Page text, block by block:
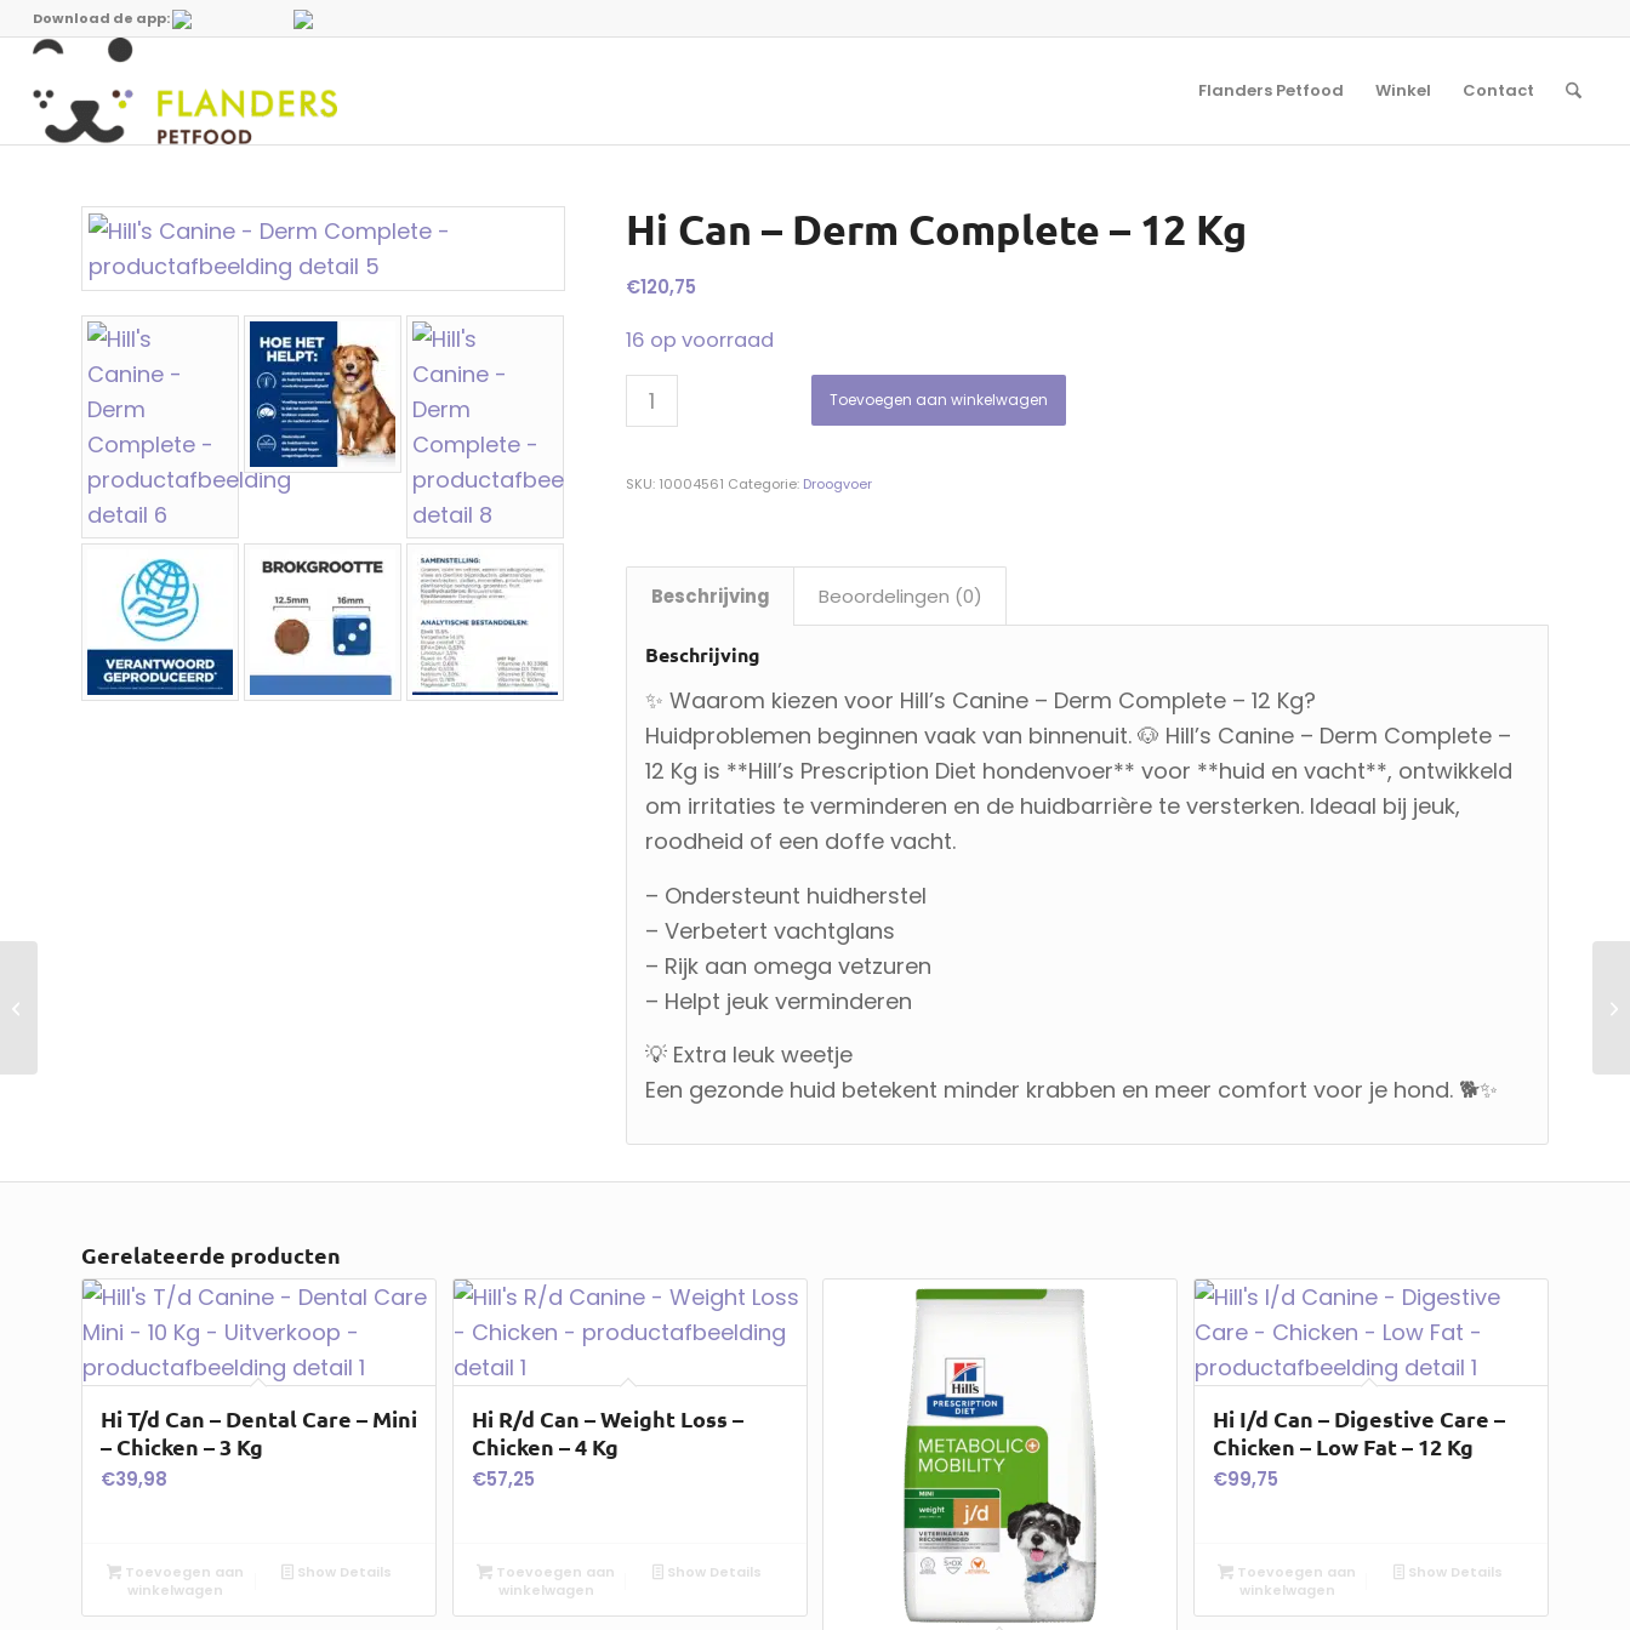
Download de app:
Flanders Petfood Winkel Contact
Hi Can – Derm Complete – 12 Kg
€120,75
16 op voorraad
Toevoegen aan winkelwagen
SKU: 10004561 Categorie: Droogvoer
Beschrijving Beoordelingen (0)
Beschrijving
✨ Waarom kiezen voor Hill’s Canine – Derm Complete – 12 Kg?
Huidproblemen beginnen vaak van binnenuit. 🐶 Hill’s Canine – Derm Complete –
12 Kg is **Hill’s Prescription Diet hondenvoer** voor **huid en vacht**, ontwikkeld
om irritaties te verminderen en de huidbarrière te versterken. Ideaal bij jeuk,
roodheid of een doffe vacht.
– Ondersteunt huidherstel
– Verbetert vachtglans
– Rijk aan omega vetzuren
– Helpt jeuk verminderen
💡 Extra leuk weetje
Een gezonde huid betekent minder krabben en meer comfort voor je hond. 🐕✨
Gerelateerde producten
Hi T/d Can – Dental Care – Mini
– Chicken – 3 Kg
€39,98
Toevoegen aan
winkelwagen
Show Details
Hi R/d Can – Weight Loss –
Chicken – 4 Kg
€57,25
Toevoegen aan
winkelwagen
Show Details
Hi I/d Can – Digestive Care –
Chicken – Low Fat – 12 Kg
€99,75
Toevoegen aan
winkelwagen
Show Details